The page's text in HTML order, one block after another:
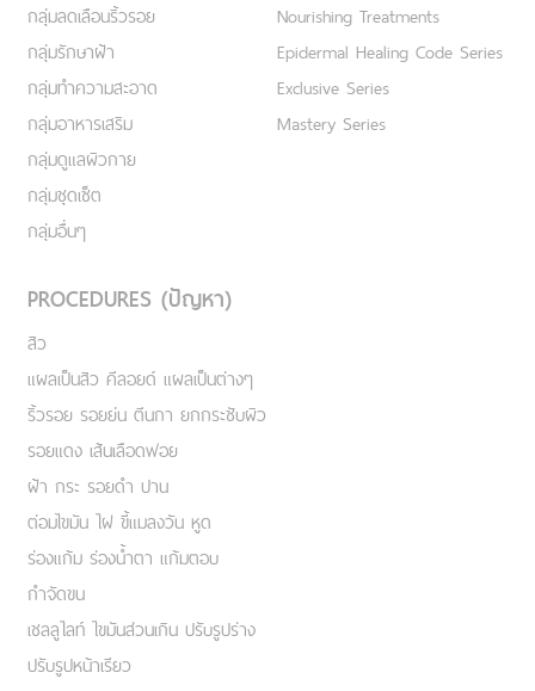
กลุ่มลดเลือนริ้วรอย
กลุ่มรักษาฝ้า
กลุ่มทำความสะอาด
กลุ่มอาหารเสริม
กลุ่มดูแลผิวกาย
กลุ่มชุดเซ็ต
กลุ่มอื่นๆ
Nourishing Treatments
Epidermal Healing Code Series
Exclusive Series
Mastery Series
PROCEDURES (ปัญหา)
สิว
แผลเป็นสิว คีลอยด์ แผลเป็นต่างๆ
ริ้วรอย รอยย่น ตีนกา ยกกระชับผิว
รอยแดง เส้นเลือดฟอย
ฝ้า กระ รอยดำ ปาน
ต่อมไขมัน ไฝ ขี้แมลงวัน หูด
ร่องแก้ม ร่องน้ำตา แก้มตอบ
กำจัดขน
เชลลูไลท์ ไขมันส่วนเกิน ปรับรูปร่าง
ปรับรูปหน้าเรียว